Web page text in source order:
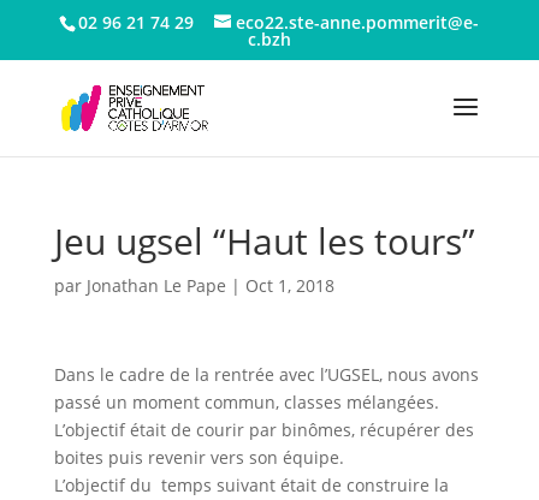
02 96 21 74 29 eco22.ste-anne.pommerit@e-
c.bzh
Jeu ugsel “Haut les tours”
par Jonathan Le Pape | Oct 1, 2018
Dans le cadre de la rentrée avec l’UGSEL, nous avons
passé un moment commun, classes mélangées.
L’objectif était de courir par binômes, récupérer des
boites puis revenir vers son équipe.
L’objectif du temps suivant était de construire la